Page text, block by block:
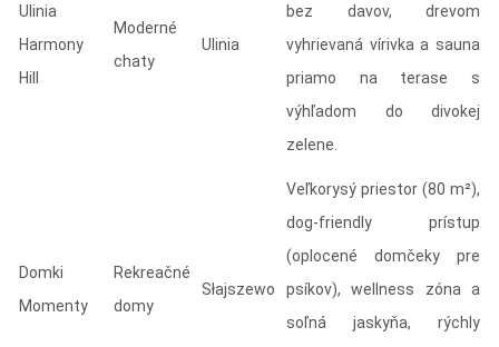
Ulinia
Harmony
Hill
Moderné
chaty
Ulinia
bez davov, drevom
vyhrievaná vírivka a sauna
priamo na terase s
výhľadom do divokej
zelene.
Domki
Momenty
Rekreačné
domy
Słajszewo
Veľkorysý priestor (80 m²),
dog-friendly prístup
(oplocené domčeky pre
psíkov), wellness zóna a
soľná jaskyňa, rýchly